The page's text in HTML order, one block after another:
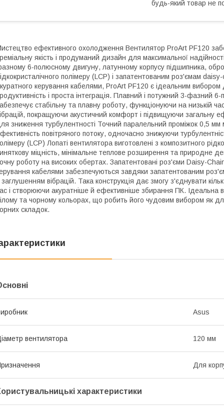
будь-який товар не
ефективного охолодження Вентилятор ProArt PF120
якість і продуманий дизайн для максимальної
6-полюсному двигуну, латунному корпусу підшипника,
полімеру (LCP) і запатентованим роз'ємам
керування кабелями, ProArt PF120 є ідеальним вибором
і проста інтеграція. Плавний і потужний 3-фазний
стабільну та плавну роботу, функціонуючи на низькій
покращуючи акустичний комфорт і підвищуючи загальну
зниження турбулентності Точний паралельний проміжок 0,5
повітряного потоку, одночасно знижуючи
(LCP) Лопаті вентилятора виготовлені з композитного
міцність, мінімальне теплове розширення та природне
роботу на високих обертах. Запатентовані роз'єми Daisy-
кабелями забезпечуються завдяки запатентованим
заглушенням вібрацій. Така конструкція дає змогу з'єднувати
і створюючи акуратніше й ефективніше збирання ПК. Ідеальна
та чорному кольорах, що робить його чудовим вибором як
складок.
Asus
вентилятора 120 мм
Для
характеристики